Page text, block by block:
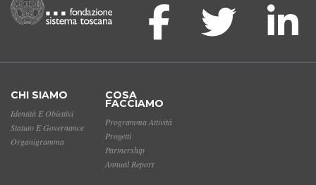
CHI SIAMO
Identità E Obiettivi
Statuto E Governance
Organigramma
COSA
FACCIAMO
Programma Attività
Progetti
Partnership
Annual Report